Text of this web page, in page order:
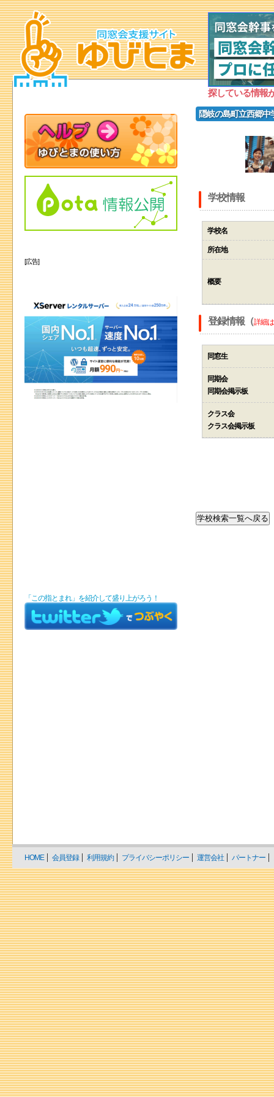
探している情報
隠岐の島町立西郷中
学校情報
学校名
所在地
概要
登録情報（詳細
同窓生
同期会
同期会掲示板
クラス会
クラス会掲示板
[広告]
「この指とまれ」を紹介して盛り上がろう！
HOME 会員登録 利用規約 プライバシーポリシー 運営会社 パートナー